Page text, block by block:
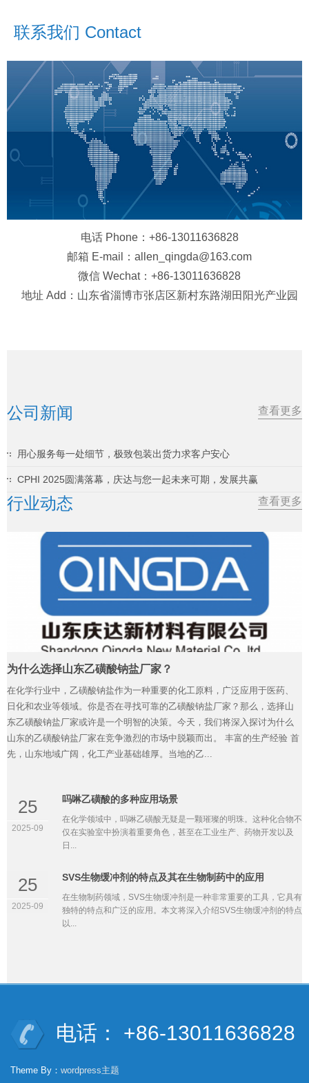
联系我们 Contact
电话 Phone：+86-13011636828
邮箱 E-mail：allen_qingda@163.com
微信 Wechat：+86-13011636828
地址 Add：山东省淄博市张店区新村东路湖田阳光产业园
公司新闻 查看更多
用心服务每一处细节，极致包装出货力求客户安心
CPHI 2025圆满落幕，庆达与您一起未来可期，发展共赢
行业动态 查看更多
为什么选择山东乙磺酸钠盐厂家？
在化学行业中，乙磺酸钠盐作为一种重要的化工原料，广泛应用于医药、
日化和农业等领域。你是否在寻找可靠的乙磺酸钠盐厂家？那么，选择山
东乙磺酸钠盐厂家或许是一个明智的决策。今天，我们将深入探讨为什么
山东的乙磺酸钠盐厂家在竞争激烈的市场中脱颖而出。 丰富的生产经验 首
先，山东地域广阔，化工产业基础雄厚。当地的乙...
25
2025-09
吗啉乙磺酸的多种应用场景
在化学领域中，吗啉乙磺酸无疑是一颗璀璨的明珠。这种化合物不
仅在实验室中扮演着重要角色，甚至在工业生产、药物开发以及
日...
25
2025-09
SVS生物缓冲剂的特点及其在生物制药中的应用
在生物制药领域，SVS生物缓冲剂是一种非常重要的工具，它具有
独特的特点和广泛的应用。本文将深入介绍SVS生物缓冲剂的特点
以...
电话： +86-13011636828
Theme By： wordpress主题